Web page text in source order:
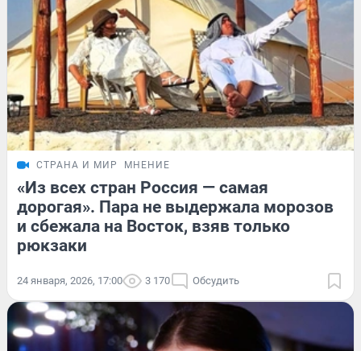
СТРАНА И МИР МНЕНИЕ
«Из всех стран Россия — самая
дорогая». Пара не выдержала морозов
и сбежала на Восток, взяв только
рюкзаки
24 января, 2026, 17:00 3 170 Обсудить